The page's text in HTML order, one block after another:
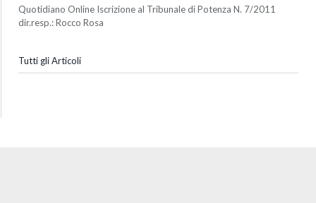
Quotidiano Online Iscrizione al Tribunale di Potenza N. 7/2011
dir.resp.: Rocco Rosa
Tutti gli Articoli